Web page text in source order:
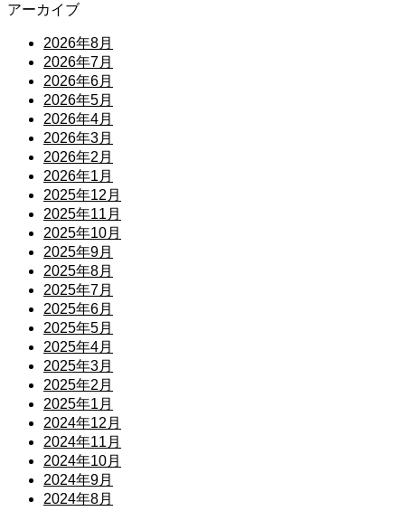
アーカイブ
2026年8月
2026年7月
2026年6月
2026年5月
2026年4月
2026年3月
2026年2月
2026年1月
2025年12月
2025年11月
2025年10月
2025年9月
2025年8月
2025年7月
2025年6月
2025年5月
2025年4月
2025年3月
2025年2月
2025年1月
2024年12月
2024年11月
2024年10月
2024年9月
2024年8月